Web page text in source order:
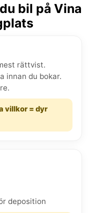
bil på Vina
rättvist.
innan du bokar.
villkor = dyr
deposition